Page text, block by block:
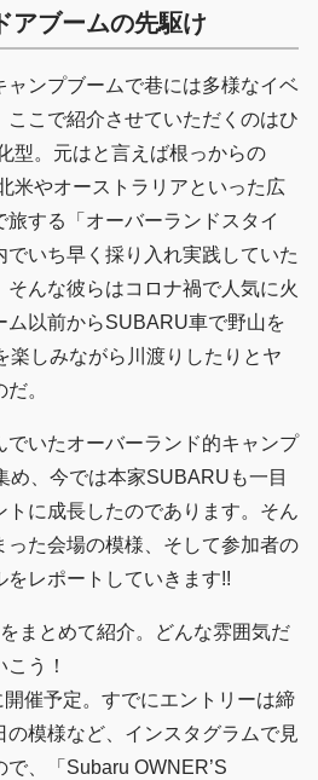
アブームの先駆け
ャンプブームで巷には多様なイベ
ここで紹介させていただくのはひ
型。元はと言えば根っからの
米やオーストラリアといった広
する「オーバーランドスタイ
でいち早く採り入れ実践していた
んな彼らはコロナ禍で人気に火
ム以前からSUBARU車で野山を
楽しみながら川渡りしたりとヤ
。
でいたオーバーランド的キャンプ
め、今では本家SUBARUも一目
に成長したのであります。そん
った会場の模様、そして参加者の
レポートしていきます!!
まとめて紹介。どんな雰囲気だ
う！
催予定。すでにエントリーは締
模様など、インスタグラムで見
、「Subaru OWNER’S